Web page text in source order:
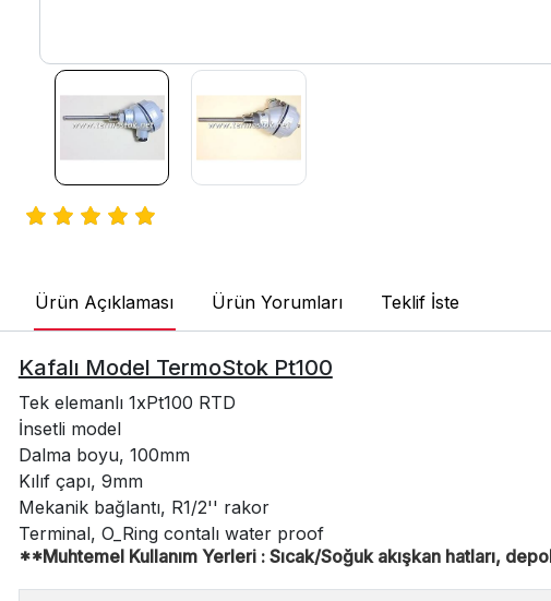
Ürün Açıklaması Ürün Yorumları Teklif İste
Kafalı Model TermoStok Pt100
Tek elemanlı 1xPt100 RTD
İnsetli model
Dalma boyu, 100mm
Kılıf çapı, 9mm
Mekanik bağlantı, R1/2'' rakor
Terminal, O_Ring contalı water proof
**Muhtemel Kullanım Yerleri : Sıcak/Soğuk akışkan hatları,